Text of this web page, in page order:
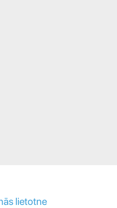
lietotne